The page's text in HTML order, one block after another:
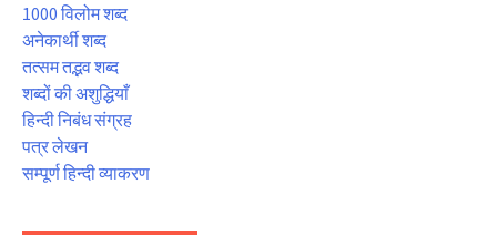
1000 विलोम शब्द
अनेकार्थी शब्द
तत्सम तद्भव शब्द
शब्दों की अशुद्धियाँ
हिन्दी निबंध संग्रह
पत्र लेखन
सम्पूर्ण हिन्दी व्याकरण